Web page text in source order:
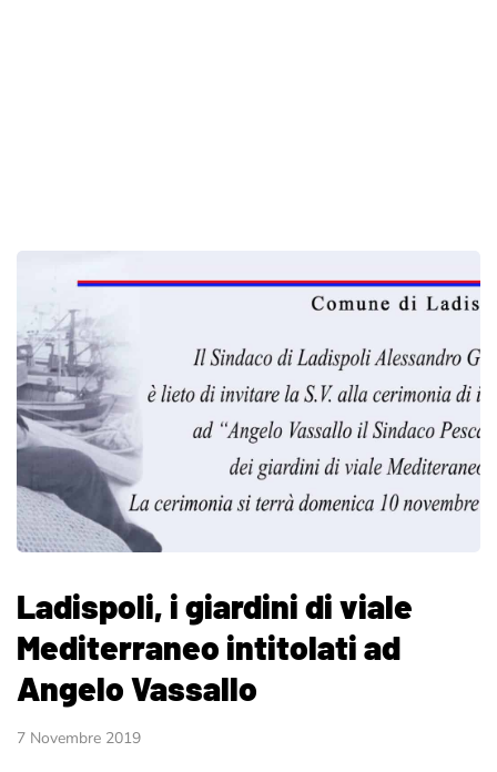
Ladispoli, i giardini di viale
Mediterraneo intitolati ad
Angelo Vassallo
7 Novembre 2019